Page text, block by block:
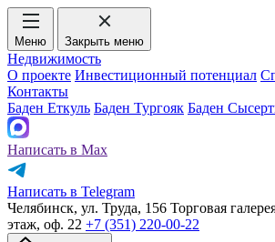
Меню Закрыть меню
Недвижимость
О проекте Инвестиционный потенциал
Контакты
Баден Еткуль Баден Тургояк Баден
Написать в Max
Написать в Telegram
Челябинск, ул. Труда, 156 Торговая
этаж, оф. 22 +7 (351) 220-00-22